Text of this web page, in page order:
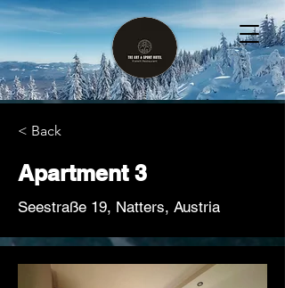
< Back
Apartment 3
Seestraße 19, Natters, Austria